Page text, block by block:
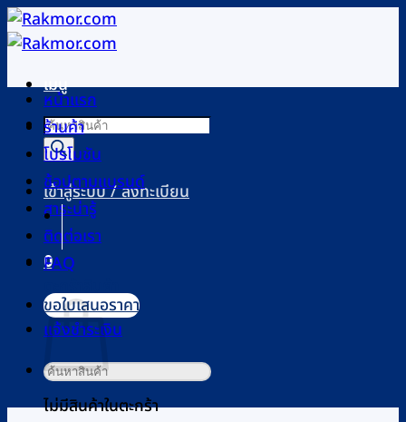
ข้าม
ไป
เนื้อหาเมนู
Products
search
เข้าสู่ระบบ / ลงทะเบียน
0
ไม่มีสินค้าในตะกร้า
หน้าแรก
ร้านค้า
โปรโมชัน
ช้อปตามแบรนด์
สาระน่ารู้
ติดต่อเรา
FAQ
ขอใบเสนอราคา
แจ้งชำระเงิน
ค้นหา: